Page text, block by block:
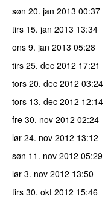
søn 20. jan 2013 00:37
tirs 15. jan 2013 13:34
ons 9. jan 2013 05:28
tirs 25. dec 2012 17:21
tors 20. dec 2012 03:24
tors 13. dec 2012 12:14
fre 30. nov 2012 02:24
lør 24. nov 2012 13:12
søn 11. nov 2012 05:29
lør 3. nov 2012 13:50
tirs 30. okt 2012 15:46